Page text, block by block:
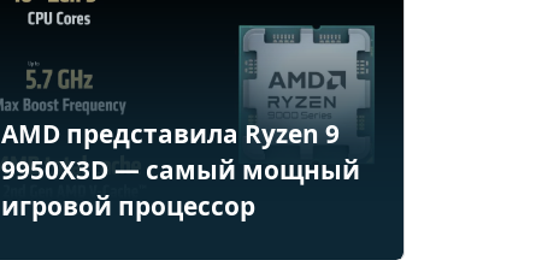
AMD представила Ryzen 9
9950X3D — самый мощный
игровой процессор